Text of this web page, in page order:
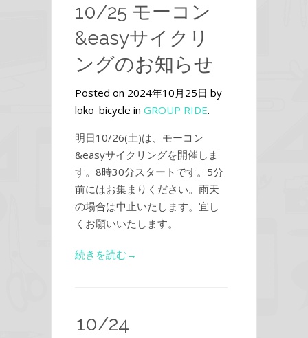
10/25 モーコン
&easyサイクリ
ングのお知らせ
Posted on 2024年10月25日 by
loko_bicycle in GROUP RIDE.
明日10/26(土)は、モーコン
&easyサイクリングを開催しま
す。8時30分スタートです。5分
前にはお集まりください。雨天
の場合は中止いたします。宜し
くお願いいたします。
続きを読む→
10/24